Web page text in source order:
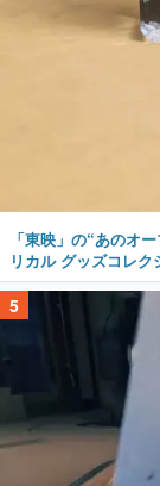
「東映」の“あのオ
リカル グッズコレ
5